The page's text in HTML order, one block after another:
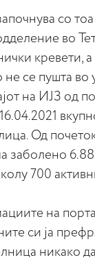
со
во
кревети,
се пушта во
на ИЈЗ од
лица. Од
заболено
700
на
си ја
никако